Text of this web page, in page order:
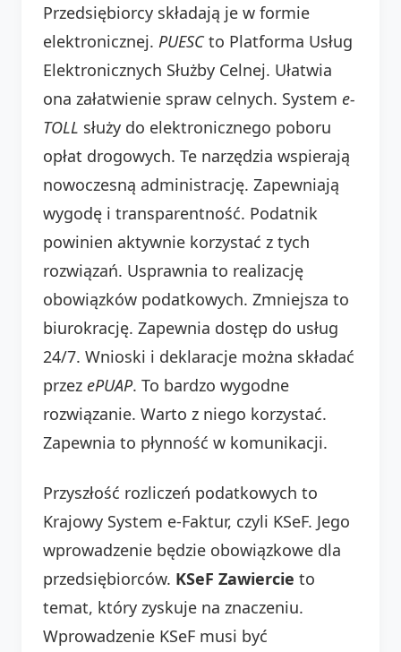
Przedsiębiorcy składają je w formie
elektronicznej. PUESCto Platforma Usług
Elektronicznych Służby Celnej. Ułatwia
ona załatwienie spraw celnych. System e-
TOLL służy do elektronicznego poboru
opłat drogowych. Te narzędzia wspierają
nowoczesną administrację. Zapewniają
wygodę i transparentność. Podatnik
powinien aktywnie korzystać z tych
rozwiązań. Usprawnia to realizację
obowiązków podatkowych. Zmniejsza to
biurokrację. Zapewnia dostęp do usług
24/7. Wnioski i deklaracje można składać
przez ePUAP. To bardzo wygodne
rozwiązanie. Warto z niego korzystać.
Zapewnia to płynność w komunikacji.
Przyszłość rozliczeń podatkowych to
Krajowy System e-Faktur, czyli KSeF. Jego
wprowadzenie będzie obowiązkowe dla
przedsiębiorców. KSeF Zawiercie to
temat, który zyskuje na znaczeniu.
Wprowadzenie KSeF musi być